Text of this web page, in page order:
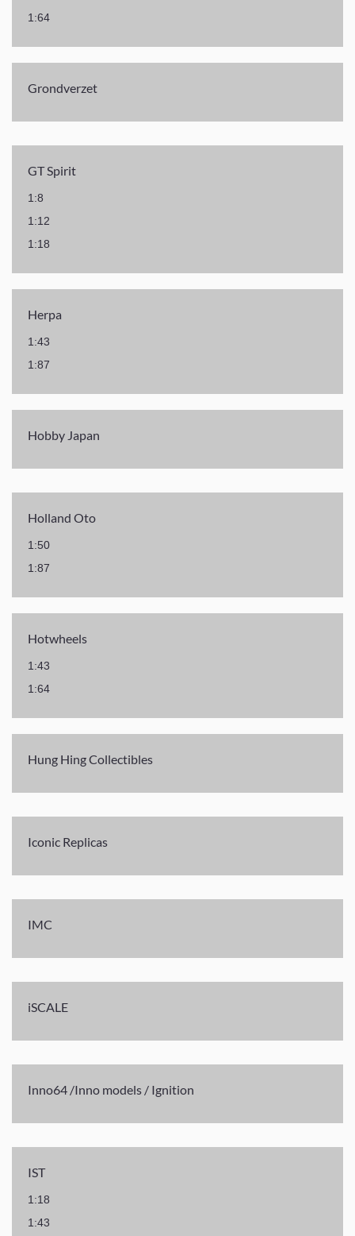
1:64
Grondverzet
GT Spirit
1:8
1:12
1:18
Herpa
1:43
1:87
Hobby Japan
Holland Oto
1:50
1:87
Hotwheels
1:43
1:64
Hung Hing Collectibles
Iconic Replicas
IMC
iSCALE
Inno64 /Inno models / Ignition
IST
1:18
1:43